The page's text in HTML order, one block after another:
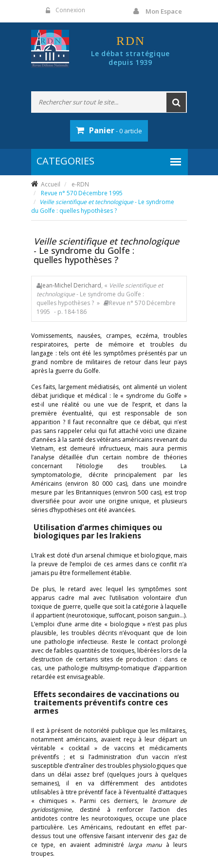
Connexion Mon Espace
RDN
Le débat stratégique
depuis 1939
Panier- 0 article
Accueil
e-RDN
Revue n° 570 Décembre 1995
Veille scientifique et technologique- Le syndrome
du Golfe : quelles hypothèses ?
Veille scientifique et technologique
- Le syndrome du Golfe :
quelles hypothèses ?
Jean-Michel Derichard, « Veille scientifique et
technologique- Le syndrome du Golfe :
quelles hypothèses ? »
Revue n° 570 Décembre
1995 - p. 184-186
Vomissements, nausées, crampes, eczéma, troubles
respiratoires, perte de mémoire et troubles du
langage : tels ont été les symptômes présentés par un
grand nombre de militaires de retour dans leur pays
après la guerre du Golfe.
Ces faits, largement médiatisés, ont alimenté un violent
débat juridique et médical : le « syndrome du Golfe »
est-il une réalité ou une vue de l’esprit, et dans la
première éventualité, qui est responsable de son
apparition ? Il faut reconnaître que ce débat, qui n’est
pas sans rappeler celui qui fut attaché voici une dizaine
d’années à la santé des vétérans américains revenant du
Vietnam, est demeuré infructueux, mais aura permis
l’analyse détaillée d’un certain nombre de théories
concernant l’étiologie des troubles. La
symptomatologie, décrite principalement par les
Américains (environ 80 000 cas), dans une moindre
mesure par les Britanniques (environ 500 cas), est trop
diversifiée pour avoir une origine unique, et plusieurs
séries d’hypothèses ont été avancées.
Utilisation d’armes chimiques ou
biologiques par les Irakiens
L’Irak est doté d’un arsenal chimique et biologique, mais
la preuve de l’emploi de ces armes dans ce conflit n’a
jamais pu être formellement établie.
De plus, le retard avec lequel les symptômes sont
apparus cadre mal avec l’utilisation volontaire d’un
toxique de guerre, quelle que soit la catégorie à laquelle
il appartient (neurotoxique, suffocant, poison sanguin…).
L’emploi d’une arme dite « biologique » n’est pas plus
plausible, les troubles décrits n’évoquant que de loin
une pathologie infectieuse. Reste le contact prolongé
avec de faibles quantités de toxiques, libérées lors de la
destruction de certains sites de production : dans ce
cas, une pathologie multisymp-tomatique d’apparition
retardée est envisageable.
Effets secondaires de vaccinations ou
traitements préventifs contre ces
armes
Il est à présent de notoriété publique que les militaires,
notamment américains, avaient reçu à leur départ un
véritable « cocktail » de vaccins et médicaments
préventifs ; et si l’administration d’un vaccin n’est
susceptible d’entraîner des troubles physiologiques que
dans un délai assez bref (quelques jours à quelques
semaines), il en va différemment des antidotes
utilisables à titre préventif face à l’éventualité d’attaques
« chimiques ». Parmi ces derniers, le bromure de
pyridostigmine, destiné à renforcer l’action des
antidotes contre les neurotoxiques, occupe une place
particulière. Les Américains, redoutant en effet par-
dessus tout une offensive faisant intervenir des gaz de
ce type, en avaient administré larga manu à leurs
troupes.